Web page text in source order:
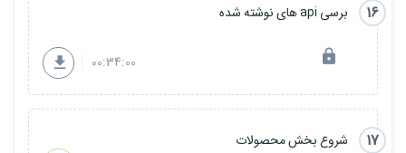
16 برسی api های نوشته شده
00:34:00
17
شروع بخش محصولات